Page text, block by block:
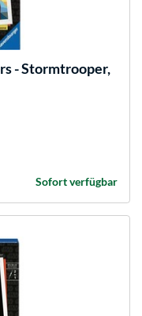
- Stormtrooper,
Sofort verfügbar